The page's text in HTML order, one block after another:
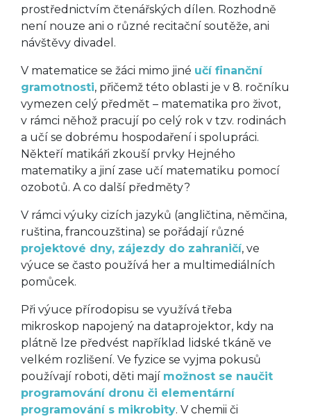
prostřednictvím čtenářských dílen. Rozhodně
není nouze ani o různé recitační soutěže, ani
návštěvy divadel.
V matematice se žáci mimo jiné učí finanční
gramotnosti, přičemž této oblasti je v 8. ročníku
vymezen celý předmět – matematika pro život,
v rámci něhož pracují po celý rok v tzv. rodinách
a učí se dobrému hospodaření i spolupráci.
Někteří matikáři zkouší prvky Hejného
matematiky a jiní zase učí matematiku pomocí
ozobotů. A co další předměty?
V rámci výuky cizích jazyků (angličtina, němčina,
ruština, francouzština) se pořádají různé
projektové dny, zájezdy do zahraničí, ve
výuce se často používá her a multimediálních
pomůcek.
Při výuce přírodopisu se využívá třeba
mikroskop napojený na dataprojektor, kdy na
plátně lze předvést například lidské tkáně ve
velkém rozlišení. Ve fyzice se vyjma pokusů
používají roboti, děti mají možnost se naučit
programování dronu či elementární
programování s mikrobity. V chemii či